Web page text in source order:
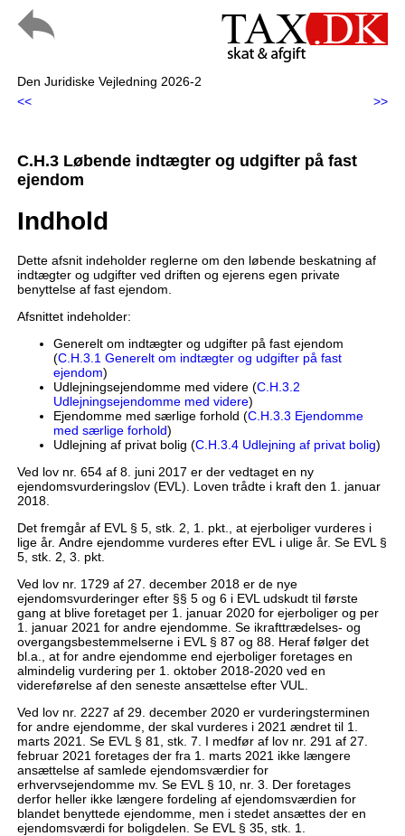
Den Juridiske Vejledning 2026-2
<<
>>
C.H.3 Løbende indtægter og udgifter på fast
ejendom
Indhold
Dette afsnit indeholder reglerne om den løbende beskatning af
indtægter og udgifter ved driften og ejerens egen private
benyttelse af fast ejendom.
Afsnittet indeholder:
Generelt om indtægter og udgifter på fast ejendom
(C.H.3.1 Generelt om indtægter og udgifter på fast
ejendom)
Udlejningsejendomme med videre (C.H.3.2
Udlejningsejendomme med videre)
Ejendomme med særlige forhold (C.H.3.3 Ejendomme
med særlige forhold)
Udlejning af privat bolig (C.H.3.4 Udlejning af privat bolig)
Ved lov nr. 654 af 8. juni 2017 er der vedtaget en ny
ejendomsvurderingslov (EVL). Loven trådte i kraft den 1. januar
2018.
Det fremgår af EVL § 5, stk. 2, 1. pkt., at ejerboliger vurderes i
lige år. Andre ejendomme vurderes efter EVL i ulige år. Se EVL §
5, stk. 2, 3. pkt.
Ved lov nr. 1729 af 27. december 2018 er de nye
ejendomsvurderinger efter §§ 5 og 6 i EVL udskudt til første
gang at blive foretaget per 1. januar 2020 for ejerboliger og per
1. januar 2021 for andre ejendomme. Se ikrafttrædelses- og
overgangsbestemmelserne i EVL § 87 og 88. Heraf følger det
bl.a., at for andre ejendomme end ejerboliger foretages en
almindelig vurdering per 1. oktober 2018-2020 ved en
videreførelse af den seneste ansættelse efter VUL.
Ved lov nr. 2227 af 29. december 2020 er vurderingsterminen
for andre ejendomme, der skal vurderes i 2021 ændret til 1.
marts 2021. Se EVL § 81, stk. 7. I medfør af lov nr. 291 af 27.
februar 2021 foretages der fra 1. marts 2021 ikke længere
ansættelse af samlede ejendomsværdier for
erhvervsejendomme mv. Se EVL § 10, nr. 3. Der foretages
derfor heller ikke længere fordeling af ejendomsværdien for
blandet benyttede ejendomme, men i stedet ansættes der en
ejendomsværdi for boligdelen. Se EVL § 35, stk. 1.